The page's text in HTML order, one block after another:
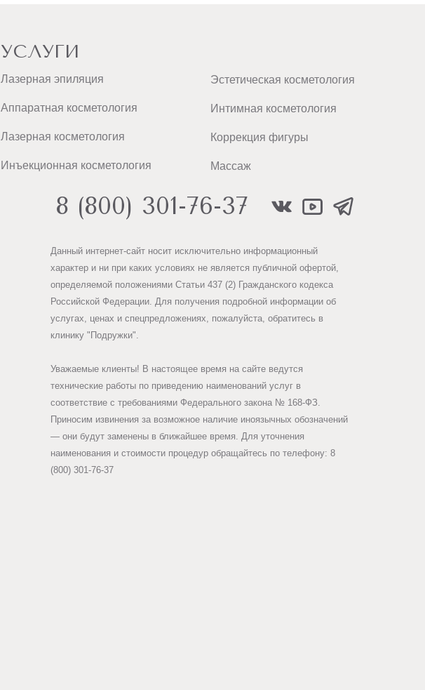
УСЛУГИ
Лазерная эпиляция
Аппаратная косметология
Лазерная косметология
Инъекционная косметология
Эстетическая косметология
Интимная косметология
Коррекция фигуры
Массаж
8 (800) 301-76-37
Данный интернет-сайт носит исключительно информационный
характер и ни при каких условиях не является публичной офертой,
определяемой положениями Статьи 437 (2) Гражданского кодекса
Российской Федерации. Для получения подробной информации об
услугах, ценах и спецпредложениях, пожалуйста, обратитесь в
клинику "Подружки".
Уважаемые клиенты! В настоящее время на сайте ведутся
технические работы по приведению наименований услуг в
соответствие с требованиями Федерального закона № 168-ФЗ.
Приносим извинения за возможное наличие иноязычных обозначений
— они будут заменены в ближайшее время. Для уточнения
наименования и стоимости процедур обращайтесь по телефону: 8
(800) 301-76-37